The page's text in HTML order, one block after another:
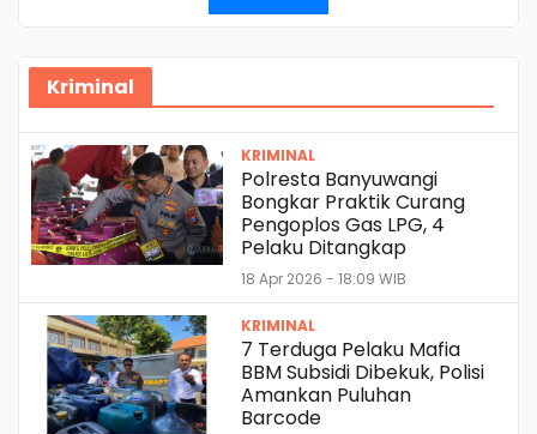
Kriminal
KRIMINAL
Polresta Banyuwangi
Bongkar Praktik Curang
Pengoplos Gas LPG, 4
Pelaku Ditangkap
18 Apr 2026 - 18:09 WIB
KRIMINAL
7 Terduga Pelaku Mafia
BBM Subsidi Dibekuk, Polisi
Amankan Puluhan
Barcode